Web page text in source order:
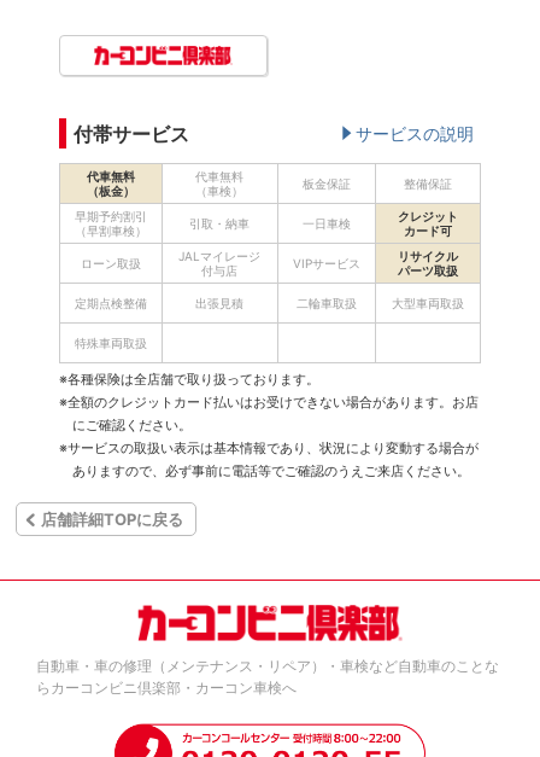
付帯サービス サービスの説明
代車無料
（板金）
代車無料
（車検）
板金保証 整備保証
早期予約割引
（早割車検）
引取・納車 一日車検
クレジット
カード可
ローン取扱
JALマイレージ
付与店
VIPサービス
リサイクル
パーツ取扱
定期点検整備 出張見積 二輪車取扱 大型車両取扱
特殊車両取扱
※各種保険は全店舗で取り扱っております。
※全額のクレジットカード払いはお受けできない場合があります。お店
にご確認ください。
※サービスの取扱い表示は基本情報であり、状況により変動する場合が
ありますので、必ず事前に電話等でご確認のうえご来店ください。
店舗詳細TOPに戻る
自動車・車の修理（メンテナンス・リペア）・車検など自動車のことな
らカーコンビニ倶楽部・カーコン車検へ